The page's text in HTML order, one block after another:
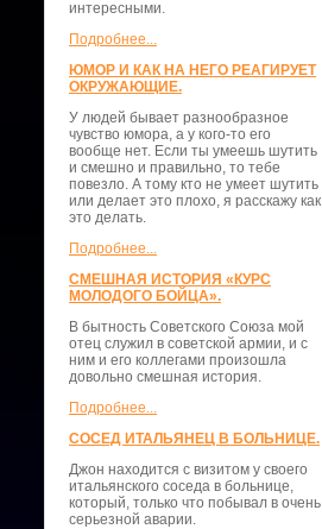
интересными.
Подробнее...
ЮМОР И КАК НА НЕГО РЕАГИРУЕТ
ОКРУЖАЮЩИЕ.
У людей бывает разнообразное
чувство юмора, а у кого-то его
вообще нет. Если ты умеешь шутить
и смешно и правильно, то тебе
повезло. А тому кто не умеет шутить
или делает это плохо, я расскажу как
это делать.
Подробнее...
СМЕШНАЯ ИСТОРИЯ «КУРС
МОЛОДОГО БОЙЦА».
В бытность Советского Союза мой
отец служил в советской армии, и с
ним и его коллегами произошла
довольно смешная история.
Подробнее...
СОСЕД ИТАЛЬЯНЕЦ В БОЛЬНИЦЕ.
Джон находится с визитом у своего
итальянского соседа в больнице,
который, только что побывал в очень
серьезной аварии.